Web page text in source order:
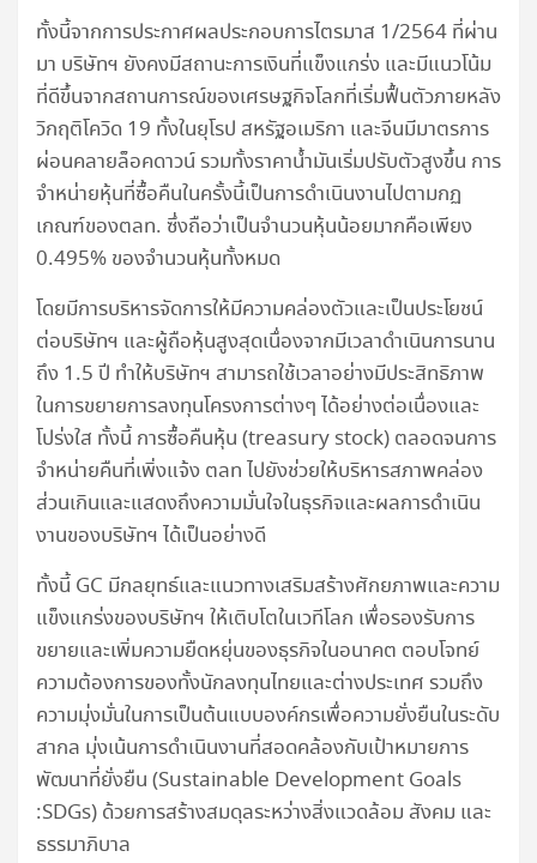
ทั้งนี้จากการประกาศผลประกอบการไตรมาส 1/2564 ที่ผ่าน
มา บริษัทฯ ยังคงมีสถานะการเงินที่แข็งแกร่ง และมีแนวโน้ม
ที่ดีขึ้นจากสถานการณ์ของเศรษฐกิจโลกที่เริ่มฟื้นตัวภายหลัง
วิกฤติโควิด 19 ทั้งในยุโรป สหรัฐอเมริกา และจีนมีมาตรการ
ผ่อนคลายล็อคดาวน์ รวมทั้งราคาน้ำมันเริ่มปรับตัวสูงขึ้น การ
จำหน่ายหุ้นที่ซื้อคืนในครั้งนี้เป็นการดำเนินงานไปตามกฏ
เกณฑ์ของตลท. ซึ่งถือว่าเป็นจำนวนหุ้นน้อยมากคือเพียง
0.495% ของจำนวนหุ้นทั้งหมด
โดยมีการบริหารจัดการให้มีความคล่องตัวและเป็นประโยชน์
ต่อบริษัทฯ และผู้ถือหุ้นสูงสุดเนื่องจากมีเวลาดำเนินการนาน
ถึง 1.5 ปี ทำให้บริษัทฯ สามารถใช้เวลาอย่างมีประสิทธิภาพ
ในการขยายการลงทุนโครงการต่างๆ ได้อย่างต่อเนื่องและ
โปร่งใส ทั้งนี้ การซื้อคืนหุ้น (treasury stock) ตลอดจนการ
จำหน่ายคืนที่เพิ่งแจ้ง ตลท ไปยังช่วยให้บริหารสภาพคล่อง
ส่วนเกินและแสดงถึงความมั่นใจในธุรกิจและผลการดำเนิน
งานของบริษัทฯ ได้เป็นอย่างดี
ทั้งนี้ GC มีกลยุทธ์และแนวทางเสริมสร้างศักยภาพและความ
แข็งแกร่งของบริษัทฯ ให้เติบโตในเวทีโลก เพื่อรองรับการ
ขยายและเพิ่มความยืดหยุ่นของธุรกิจในอนาคต ตอบโจทย์
ความต้องการของทั้งนักลงทุนไทยและต่างประเทศ รวมถึง
ความมุ่งมั่นในการเป็นต้นแบบองค์กรเพื่อความยั่งยืนในระดับ
สากล มุ่งเน้นการดำเนินงานที่สอดคล้องกับเป้าหมายการ
พัฒนาที่ยั่งยืน (Sustainable Development Goals
:SDGs) ด้วยการสร้างสมดุลระหว่างสิ่งแวดล้อม สังคม และ
ธรรมาภิบาล